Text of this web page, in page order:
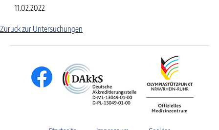
11.02.2022
Zuruck zur Untersuchungen